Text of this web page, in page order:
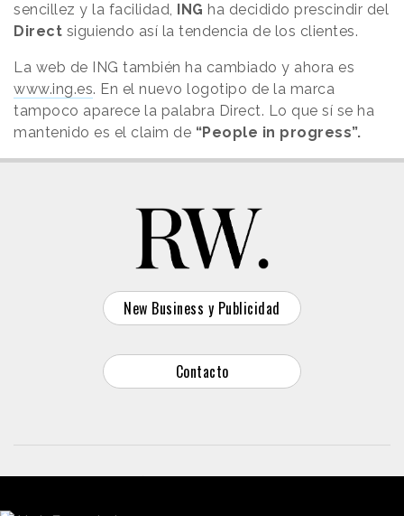
sencillez y la facilidad, ING ha decidido prescindir del
Direct siguiendo así la tendencia de los clientes.
La web de ING también ha cambiado y ahora es
www.ing.es. En el nuevo logotipo de la marca
tampoco aparece la palabra Direct. Lo que sí se ha
mantenido es el claim de “People in progress”.
New Business y Publicidad
Contacto